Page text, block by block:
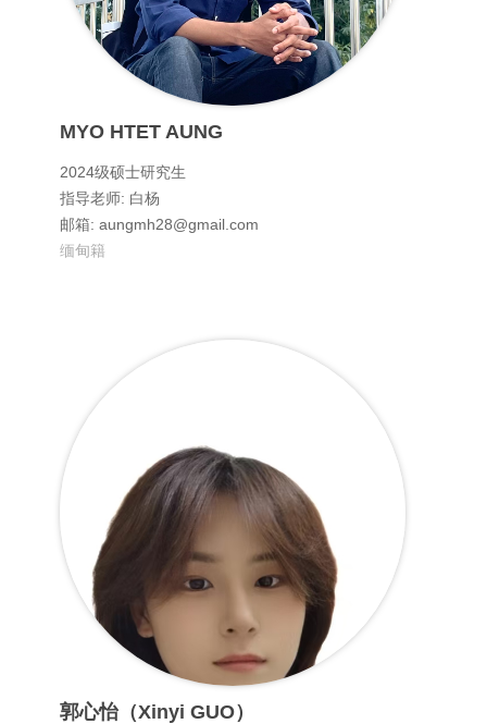
MYO HTET AUNG
2024级硕士研究生
指导老师: 白杨
邮箱: aungmh28@gmail.com
缅甸籍
郭心怡（Xinyi GUO）